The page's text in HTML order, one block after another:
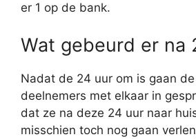
er 1 op de bank.
Wat gebeurd er na
Nadat de 24 uur om is gaan
deelnemers met elkaar in
dat ze na deze 24 uur naar
misschien toch nog gaan